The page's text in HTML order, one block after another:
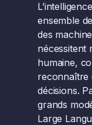
ensemble
des
nécessitent
humaine,
reconnaître
décisions.
grands
Large